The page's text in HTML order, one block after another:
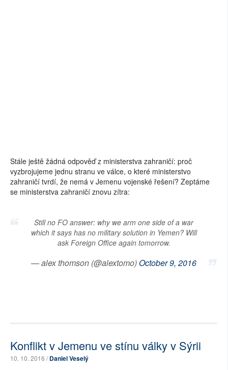
Stále ještě žádná odpověď z ministerstva zahraničí: proč
vyzbrojujeme jednu stranu ve válce, o které ministerstvo
zahraničí tvrdí, že nemá v Jemenu vojenské řešení? Zeptáme
se ministerstva zahraničí znovu zítra:
Still no FO answer: why we arm one side of a war
which it says has no military solution in Yemen? Will
ask Foreign Office again tomorrow.
— alex thomson (@alextomo)October 9, 2016
Konflikt v Jemenu ve stínu války v Sýrii
10. 10. 2016 /Daniel Veselý